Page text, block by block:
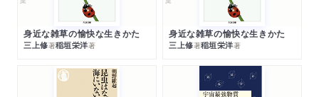
身近な雑草の愉快な生きかた
三上修著稲垣栄洋著
身近な雑草の愉快な生きかた
三上修著稲垣栄洋著